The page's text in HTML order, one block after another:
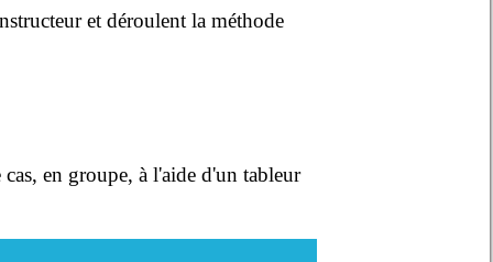
et déroulent la méthode
en groupe, à l'aide d'un tableur